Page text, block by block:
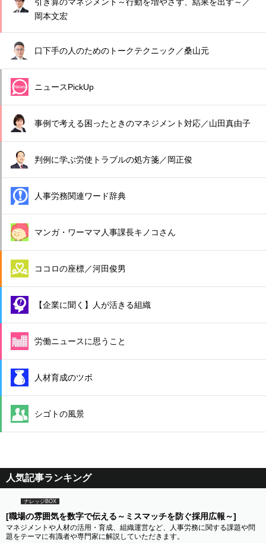
岡本文宏
口下手の人のためのトークテクニック／桑山元
ニュースPickUp
事例で考える困ったときのマネジメント対応／山田真由子
判例に学ぶ労使トラブルの処方箋／岡正俊
人事労務関連ワード辞典
マンガ・ワーママ人事課長キノコさん
ココロの座標／河田俊男
【企業に聞く】人が活きる組織
労働ニュースに思うこと
人材育成のツボ
シゴトの風景
人気記事ランキング
ナレッジBOX
[職場の雰囲気を数字で伝える～ミスマッチを防ぐ採用広報～]
マネジメントや人材の活用・育成、組織運営など、人事労務に関する課題や問
題をテーマに有識者や専門家に解説していただきます。